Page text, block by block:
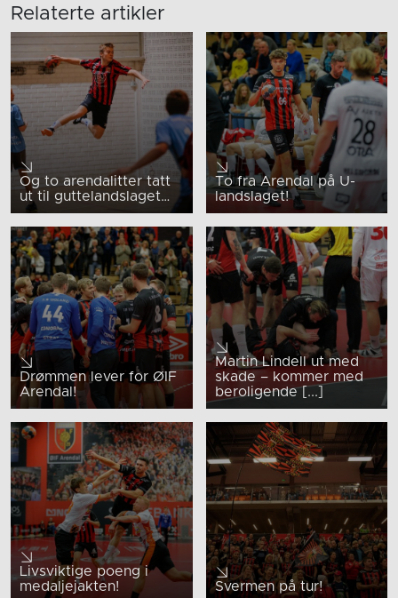
Relaterte artikler
Og to arendalitter tatt
ut til guttelandslaget…
To fra Arendal på U-
landslaget!
Drømmen lever for ØIF
Arendal!
Martin Lindell ut med
skade – kommer med
beroligende [...]
Livsviktige poeng i
medaljejakten!
Svermen på tur!